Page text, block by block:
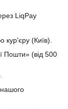
LiqPay
кур'єру (Київ).
Пошти» (від 500